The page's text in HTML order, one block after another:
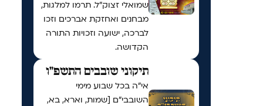
שמואלי זצוק״ל. תרמו למלגות,
מבחנים ואחזקת אברכים וזכו
לברכה, ישועה וזכויות התורה
הקדושה.
תיקוני שובבים התשפ"ו
אי"ה בכל שבוע מימי
השובבי"ם [שמות, וארא, בא,